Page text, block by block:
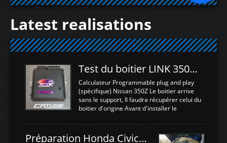
Latest realisations
Test du boitier LINK 350Z Plugin ECU
Calculateur Programmable plug and play
(spécifique) Nissan 350Z Le boitier arrive
sans le support, Il faudra récupérer celui du
boitier d'origine Avant d'installer le
d'envoyer l'information de la large bande
Préparation Honda Civic Type R FK2